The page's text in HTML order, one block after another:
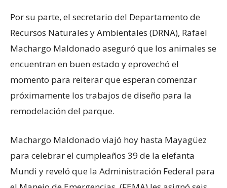
Por su parte, el secretario del Departamento de
Recursos Naturales y Ambientales (DRNA), Rafael
Machargo Maldonado aseguró que los animales se
encuentran en buen estado y eprovechó el
momento para reiterar que esperan comenzar
próximamente los trabajos de diseño para la
remodelación del parque.
Machargo Maldonado viajó hoy hasta Mayagüez
para celebrar el cumpleaños 39 de la elefanta
Mundi y reveló que la Administración Federal para